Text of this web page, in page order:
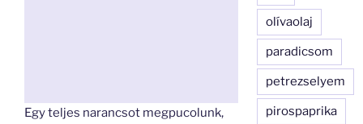
Egy teljes narancsot megpucolunk,
olívaolaj
paradicsom
petrezselyem
pirospaprika